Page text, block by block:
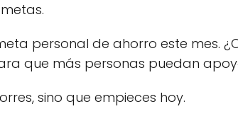
personal de ahorro este mes.
que más personas puedan
sino que empieces hoy.